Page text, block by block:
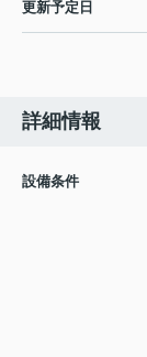
更新予定日
詳細情報
設備条件